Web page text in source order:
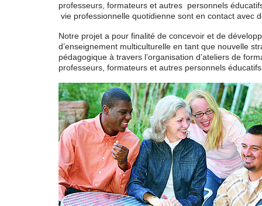
professeurs, formateurs et autres personnels
vie professionnelle quotidienne sont en contact avec
Notre projet a pour finalité de concevoir et de
d’enseignement multiculturelle en tant que nouvelle
pédagogique à travers l’organisation d’ateliers de
professeurs, formateurs et autres personnels